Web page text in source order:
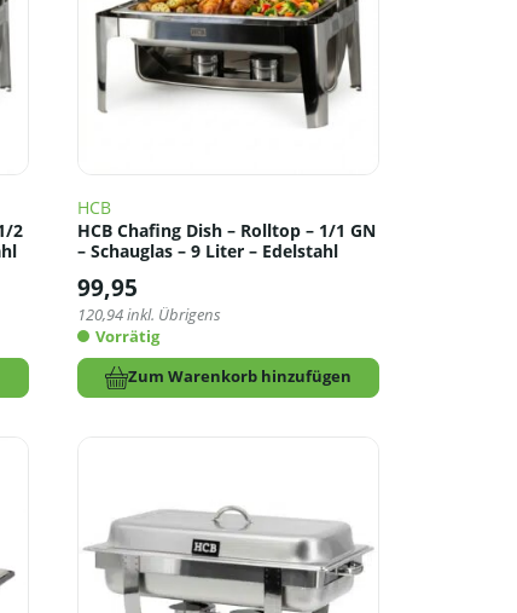
2
HCB
HCB Chafing Dish – Rolltop – 1/1 GN
– Schauglas – 9 Liter – Edelstahl
99,95
120,94inkl. Übrigens
Vorrätig
Zum Warenkorb hinzufügen